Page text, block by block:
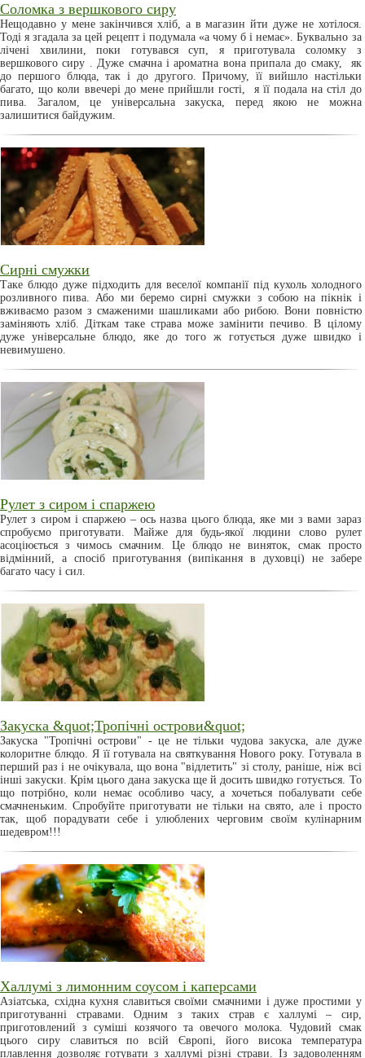
Соломка з вершкового сиру
Нещодавно у мене закінчився хліб, а в магазин йти дуже не хотілося.
Тоді я згадала за цей рецепт і подумала «а чому б і немає». Буквально за
лічені хвилини, поки готувався суп, я приготувала соломку з
вершкового сиру . Дуже смачна і ароматна вона припала до смаку, як
до першого блюда, так і до другого. Причому, її вийшло настільки
багато, що коли ввечері до мене прийшли гості, я її подала на стіл до
пива. Загалом, це універсальна закуска, перед якою не можна
залишитися байдужим.
Сирні смужки
Таке блюдо дуже підходить для веселої компанії під кухоль холодного
розливного пива. Або ми беремо сирні смужки з собою на пікнік і
вживаємо разом з смаженими шашликами або рибою. Вони повністю
заміняють хліб. Діткам таке страва може замінити печиво. В цілому
дуже універсальне блюдо, яке до того ж готується дуже швидко і
невимушено.
Рулет з сиром і спаржею
Рулет з сиром і спаржею – ось назва цього блюда, яке ми з вами зараз
спробуємо приготувати. Майже для будь-якої людини слово рулет
асоціюється з чимось смачним. Це блюдо не виняток, смак просто
відмінний, а спосіб приготування (випікання в духовці) не забере
багато часу і сил.
Закуска &quot;Тропічні острови&quot;
Закуска "Тропічні острови" - це не тільки чудова закуска, але дуже
колоритне блюдо. Я її готувала на святкування Нового року. Готувала в
перший раз і не очікувала, що вона "відлетить" зі столу, раніше, ніж всі
інші закуски. Крім цього дана закуска ще й досить швидко готується. То
що потрібно, коли немає особливо часу, а хочеться побалувати себе
смачненьким. Спробуйте приготувати не тільки на свято, але і просто
так, щоб порадувати себе і улюблених черговим своїм кулінарним
шедевром!!!
Халлумі з лимонним соусом і каперсами
Азіатська, східна кухня славиться своїми смачними і дуже простими у
приготуванні стравами. Одним з таких страв є халлумі – сир,
приготовлений з суміші козячого та овечого молока. Чудовий смак
цього сиру славиться по всій Європі, його висока температура
плавлення дозволяє готувати з халлумі різні страви. Із задоволенням